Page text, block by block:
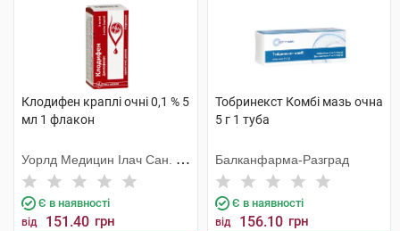
Клодифен краплі очні 0,1 % 5
мл 1 флакон
Уорлд Медицин Ілач Сан. Ве
Тідж
Є в наявності
від 151.40 грн
Тобринекст Комбі мазь очна
5 г 1 туба
Балканфарма-Разград
Є в наявності
від 156.10 грн